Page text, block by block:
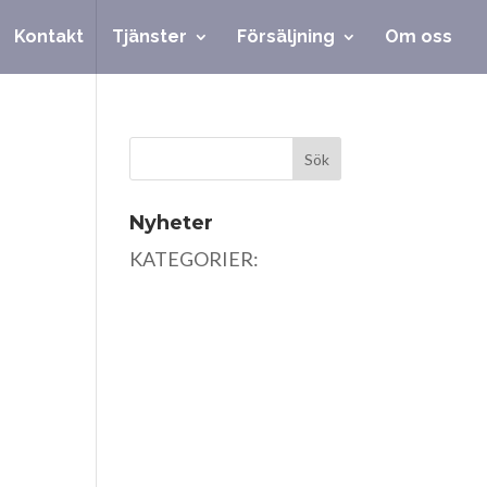
Kontakt Tjänster Försäljning Om oss
Nyheter
KATEGORIER: